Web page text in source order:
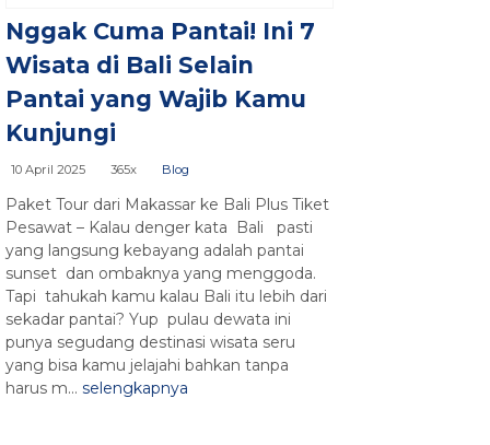
Nggak Cuma Pantai! Ini 7
Wisata di Bali Selain
Pantai yang Wajib Kamu
Kunjungi
10 April 2025 365x Blog
Paket Tour dari Makassar ke Bali Plus Tiket
Pesawat – Kalau denger kata Bali pasti
yang langsung kebayang adalah pantai
sunset dan ombaknya yang menggoda.
Tapi tahukah kamu kalau Bali itu lebih dari
sekadar pantai? Yup pulau dewata ini
punya segudang destinasi wisata seru
yang bisa kamu jelajahi bahkan tanpa
harus m... selengkapnya